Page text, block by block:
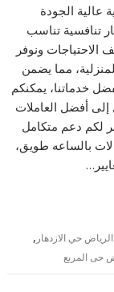
عالية الجودة
تنافسية تناسب
الاحتياجات ونوفر
مما يضمن
خدماتنا، يمكنكم
أفضل العاملات
لكم دعم متكامل
بالساعه طويق،
حي الازدهار ,
حى المربع